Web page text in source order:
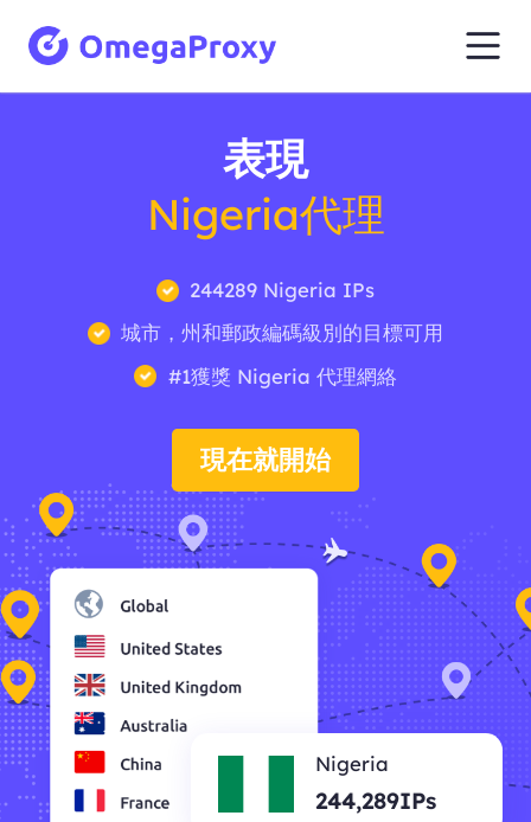
表現
Nigeria代理
244289 Nigeria IPs
城市，州和郵政編碼級別的目標可用
#1獲獎 Nigeria 代理網絡
現在就開始
Nigeria
244,289IPs